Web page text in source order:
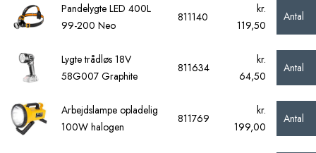
Pandelygte LED 400L
99-200 Neo
811140
kr.
119,50
Antal
Lygte trådløs 18V
58G007 Graphite
811634
kr.
64,50
Antal
Arbejdslampe opladelig
100W halogen
811769
kr.
199,00
Antal